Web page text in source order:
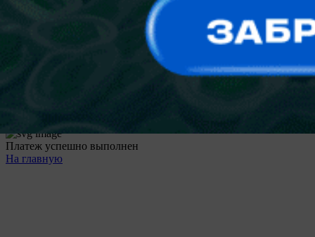
Платеж успешно выполнен
На главную